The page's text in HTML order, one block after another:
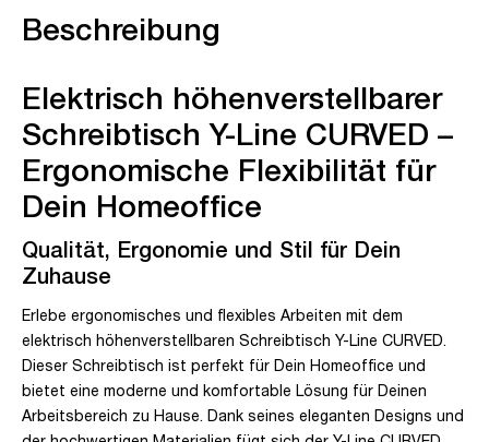
Beschreibung
Elektrisch höhenverstellbarer
Schreibtisch Y-Line CURVED –
Ergonomische Flexibilität für
Dein Homeoffice
Qualität, Ergonomie und Stil für Dein
Zuhause
Erlebe ergonomisches und flexibles Arbeiten mit dem
elektrisch höhenverstellbaren Schreibtisch Y-Line CURVED.
Dieser Schreibtisch ist perfekt für Dein Homeoffice und
bietet eine moderne und komfortable Lösung für Deinen
Arbeitsbereich zu Hause. Dank seines eleganten Designs und